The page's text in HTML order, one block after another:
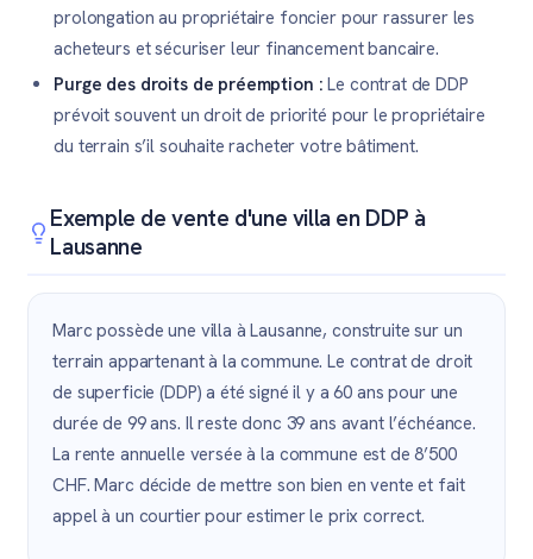
prolongation au propriétaire foncier pour rassurer les
acheteurs et sécuriser leur financement bancaire.
Purge des droits de préemption : Le contrat de DDP
prévoit souvent un droit de priorité pour le propriétaire
du terrain s’il souhaite racheter votre bâtiment.
Exemple de vente d'une villa en DDP à
Lausanne
Marc possède une villa à Lausanne, construite sur un
terrain appartenant à la commune. Le contrat de droit
de superficie (DDP) a été signé il y a 60 ans pour une
durée de 99 ans. Il reste donc 39 ans avant l’échéance.
La rente annuelle versée à la commune est de 8’500
CHF. Marc décide de mettre son bien en vente et fait
appel à un courtier pour estimer le prix correct.